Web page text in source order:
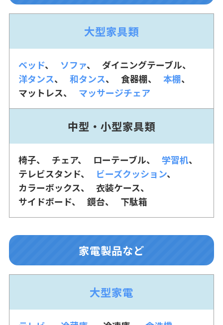
大型家具類
ベッド ソファ
ダイニングテーブル
洋タンス
和タンス 食器棚
本棚
マットレス
マッサージチェア
中型・小型家具類
椅子 チェア ローテーブル
学習机
テレビスタンド
ビーズクッション
カラーボックス
衣装ケース
サイドボード
鏡台 下駄箱
家電製品など
大型家電